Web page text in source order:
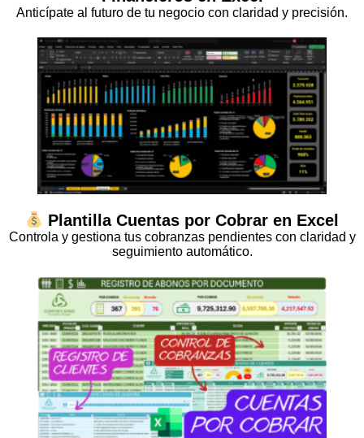
Anticípate al futuro de tu negocio con claridad y precisión.
Plantilla Cuentas por Cobrar en Excel
Controla y gestiona tus cobranzas pendientes con claridad y
seguimiento automático.